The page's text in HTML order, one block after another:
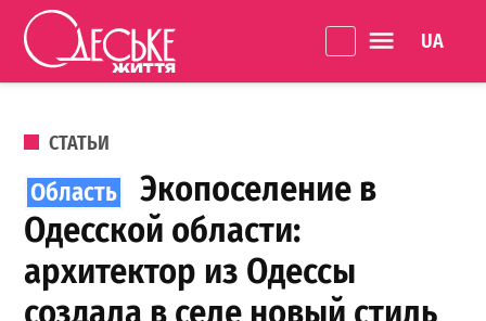
Перейти к содержанию
життя
ОПУБЛИКОВАНО В
СТАТЬИ
Экопоселение в
Одесской области:
архитектор из Одессы